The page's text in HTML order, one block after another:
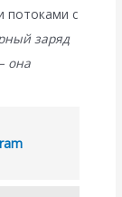
потоками с
заряд
она